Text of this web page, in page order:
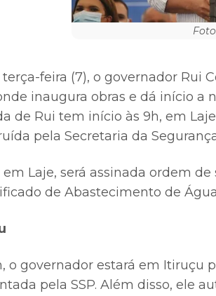
terça-feira (7), o governador Rui
inaugura obras e dá início a
de Rui tem início às 9h, em
pela Secretaria da
Laje, será assinada ordem
de Abastecimento de
o governador estará em Itiruçu
pela SSP. Além disso, ele